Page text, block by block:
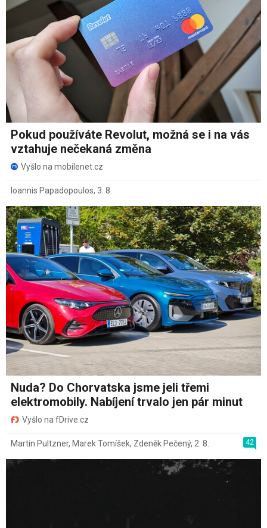
Pokud používáte Revolut, možná se i na vás
vztahuje nečekaná změna
Vyšlo na mobilenet.cz
Ioannis Papadopoulos, 3. 8.
Nuda? Do Chorvatska jsme jeli třemi
elektromobily. Nabíjení trvalo jen pár minut
Vyšlo na fDrive.cz
42
Martin Pultzner, Marek Tomíšek, Zdeněk Pečený, 2. 8.